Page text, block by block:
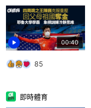
00:40
85
即時體育